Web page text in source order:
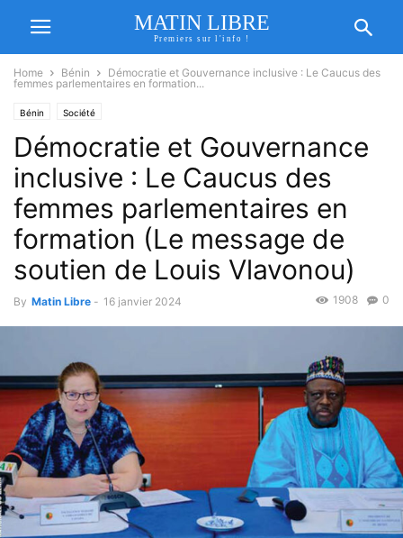
MATIN LIBRE
Premiers sur l'info !
Home Bénin
Démocratie et Gouvernance inclusive : Le Caucus des
femmes parlementaires en formation...
Bénin Société
Démocratie et Gouvernance
inclusive : Le Caucus des
femmes parlementaires en
formation (Le message de
soutien de Louis Vlavonou)
By Matin Libre - 16 janvier 2024 0
1908